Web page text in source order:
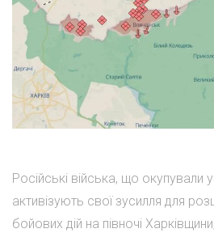
Російські війська, що окупували
активізують свої зусилля для
бойових дій на півночі